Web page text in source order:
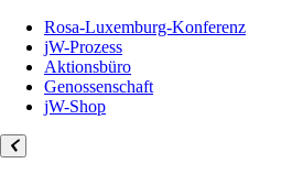
Rosa-Luxemburg-Konferenz
jW-Prozess
Aktionsbüro
Genossenschaft
jW-Shop